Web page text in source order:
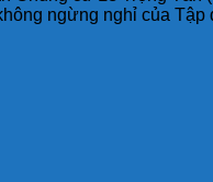
ngừng nghỉ của